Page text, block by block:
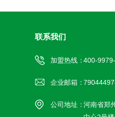
联系我们
加盟热线：400-
企业邮箱：
公司地址：河南省郑